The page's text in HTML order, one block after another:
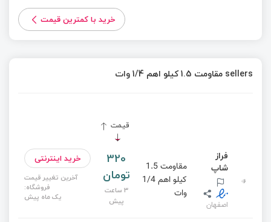
خرید با کمترین قیمت
sellers مقاومت 1.5 کیلو اهم 1/4 وات
قیمت
فراز
شاپ
اصفهان
مقاومت 1.5
کیلو اهم 1/4
وات
320
تومان
3 ساعت
پیش
خرید اینترنتی
آخرین تغییر قیمت
فروشگاه:
یک ماه پیش